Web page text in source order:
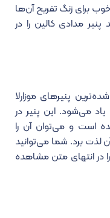
برای زنگ تفریح آن‌ها
مدادی کالین را در
پنیرهای موزارلا
یاد می‌شود. این پنیر در
است و می‌توان آن را
لذت برد. شما می‌توانید
در انتهای متن مشاهده